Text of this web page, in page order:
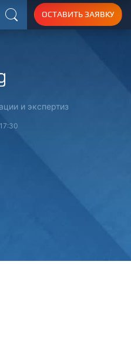
Поиск
ОСТАВИТЬ ЗАЯВКУ
и экспертиз